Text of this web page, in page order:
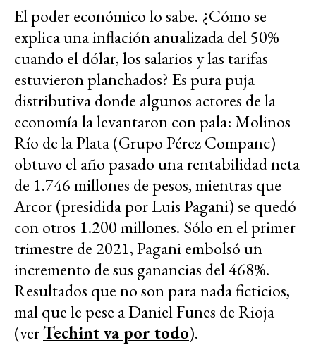
El poder económico lo sabe. ¿Cómo se
explica una inflación anualizada del 50%
cuando el dólar, los salarios y las tarifas
estuvieron planchados? Es pura puja
distributiva donde algunos actores de la
economía la levantaron con pala: Molinos
Río de la Plata (Grupo Pérez Companc)
obtuvo el año pasado una rentabilidad neta
de 1.746 millones de pesos, mientras que
Arcor (presidida por Luis Pagani) se quedó
con otros 1.200 millones. Sólo en el primer
trimestre de 2021, Pagani embolsó un
incremento de sus ganancias del 468%.
Resultados que no son para nada ficticios,
mal que le pese a Daniel Funes de Rioja
(verTechint va por todo).